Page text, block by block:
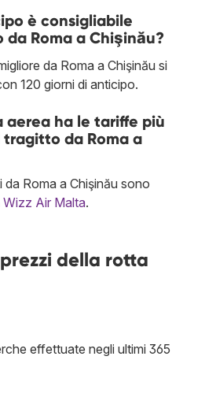
è consigliabile
Roma a Chişinău?
da Roma a Chişinău si
120 giorni di anticipo.
aerea ha le tariffe più
da Roma a
Roma a Chişinău sono
Wizz Air Malta.
della rotta
effettuate negli ultimi 365